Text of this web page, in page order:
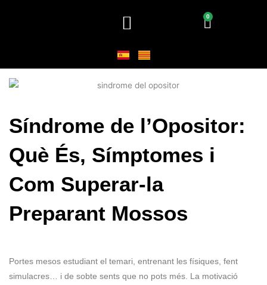
0
Cart
Síndrome de l’Opositor:
Què És, Símptomes i
Com Superar-la
Preparant Mossos
Portes mesos estudiant el temari, entrenant les físiques, fent
simulacres… i de sobte sents que no pots més. La motivació